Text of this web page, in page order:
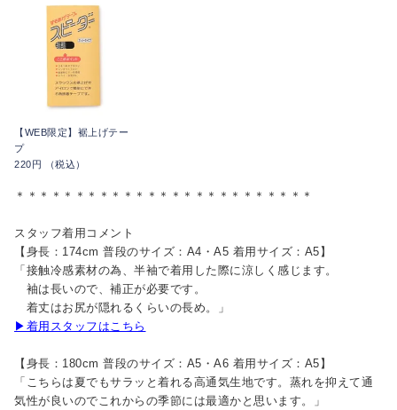
【WEB限定】裾上げテー
プ
220円 （税込）
＊＊＊＊＊＊＊＊＊＊＊＊＊＊＊＊＊＊＊＊＊＊＊＊＊
スタッフ着用コメント
【身長：174cm 普段のサイズ：A4・A5 着用サイズ：A5】
「接触冷感素材の為、半袖で着用した際に涼しく感じます。
袖は長いので、補正が必要です。
着丈はお尻が隠れるくらいの長め。」
▶着用スタッフはこちら
【身長：180cm 普段のサイズ：A5・A6 着用サイズ：A5】
「こちらは夏でもサラッと着れる高通気生地です。蒸れを抑えて通
気性が良いのでこれからの季節には最適かと思います。」